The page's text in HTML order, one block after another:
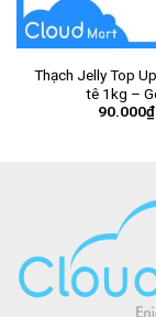
Thạch Jelly Top
tê 1kg –
90.000₫